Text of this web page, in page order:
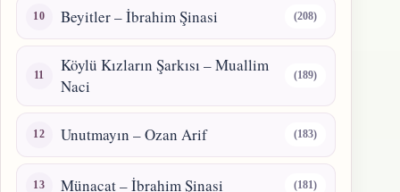
Beyitler – İbrahim Şinasi (208)
Köylü Kızların Şarkısı – Muallim
Naci
(189)
Unutmayın – Ozan Arif (183)
Münacat – İbrahim Şinasi (181)